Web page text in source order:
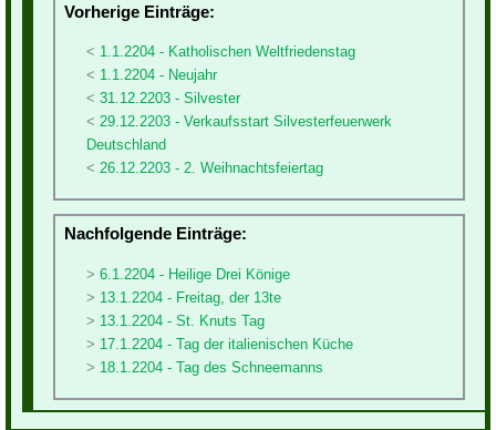
Vorherige Einträge:
1.1.2204 - Katholischen Weltfriedenstag
1.1.2204 - Neujahr
31.12.2203 - Silvester
29.12.2203 - Verkaufsstart Silvesterfeuerwerk
Deutschland
26.12.2203 - 2. Weihnachtsfeiertag
Nachfolgende Einträge:
6.1.2204 - Heilige Drei Könige
13.1.2204 - Freitag, der 13te
13.1.2204 - St. Knuts Tag
17.1.2204 - Tag der italienischen Küche
18.1.2204 - Tag des Schneemanns